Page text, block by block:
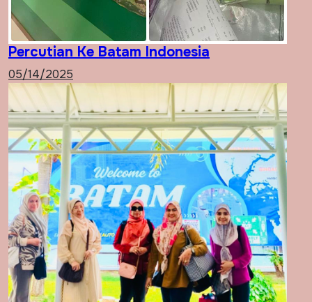
Percutian Ke Batam Indonesia
05/14/2025